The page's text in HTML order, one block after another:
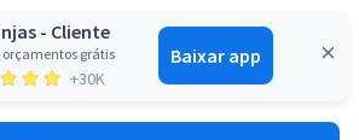
- Cliente
orçamentos grátis
+30K
Baixar app
Entrar